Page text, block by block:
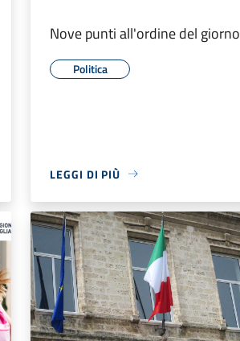
Nove punti all'ordine del giorno
Politica
LEGGI DI PIÙ